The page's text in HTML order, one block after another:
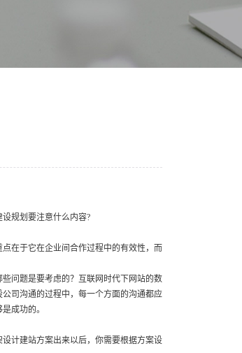
规划要注意什么内容?
在于它在企业间合作过程中的有效性，而
问题是要考虑的？互联网时代下网站的数
司沟通的过程中，每一个方面的沟通都应
成功的。
计建站方案出来以后，你需要根据方案设